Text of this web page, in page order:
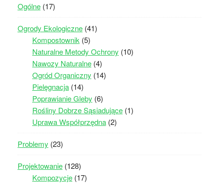
Ogólne(17)
Ogrody Ekologiczne(41)
Kompostownik (5)
Naturalne Metody Ochrony (10)
Nawozy Naturalne(4)
Ogród Organiczny (14)
Pielęgnacja(14)
Poprawianie Gleby (6)
Rośliny Dobrze Sąsiadujące(1)
Uprawa Współprzędna(2)
Problemy (23)
Projektowanie(128)
Kompozycje(17)